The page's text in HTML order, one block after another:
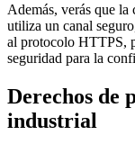
Además, verás que
utiliza un canal
al protocolo HTTPS,
seguridad para la
Derechos de
industrial